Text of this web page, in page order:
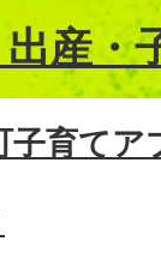
産・
子育てア